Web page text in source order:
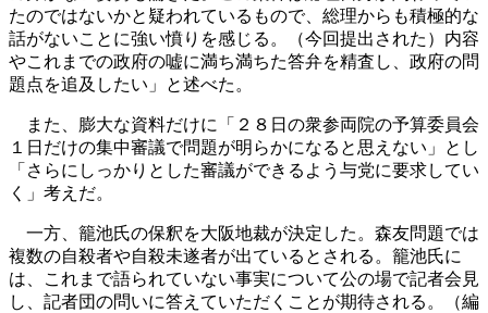
たのではないかと疑われているもので、総理からも積極的な
話がないことに強い憤りを感じる。（今回提出された）内容
やこれまでの政府の嘘に満ち満ちた答弁を精査し、政府の問
題点を追及したい」と述べた。
また、膨大な資料だけに「２８日の衆参両院の予算委員会
１日だけの集中審議で問題が明らかになると思えない」とし
「さらにしっかりとした審議ができるよう与党に要求してい
く」考えだ。
一方、籠池氏の保釈を大阪地裁が決定した。森友問題では
複数の自殺者や自殺未遂者が出ているとされる。籠池氏に
は、これまで語られていない事実について公の場で記者会見
し、記者団の問いに答えていただくことが期待される。（編